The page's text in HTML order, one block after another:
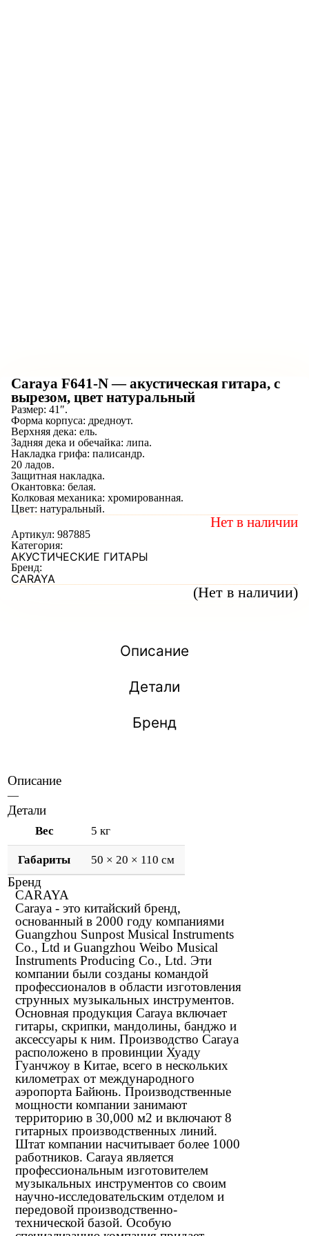
Caraya F641-N — акустическая гитара, с
вырезом, цвет натуральный
(Нет в наличии)
Размер: 41″.
Форма корпуса: дредноут.
Верхняя дека: ель.
Задняя дека и обечайка: липа.
Накладка грифа: палисандр.
20 ладов.
Защитная накладка.
Окантовка: белая.
Колковая механика: хромированная.
Цвет: натуральный.
Нет в наличии
Артикул: 987885
Категория:
АКУСТИЧЕСКИЕ ГИТАРЫ
Бренд:
CARAYA
Описание
Детали
Бренд
Описание
—
Детали
Вес 5 кг
Габариты 50 × 20 × 110 см
Бренд
CARAYA
Caraya - это китайский бренд,
основанный в 2000 году компаниями
Guangzhou Sunpost Musical Instruments
Co., Ltd и Guangzhou Weibo Musical
Instruments Producing Co., Ltd. Эти
компании были созданы командой
профессионалов в области изготовления
струнных музыкальных инструментов.
Основная продукция Caraya включает
гитары, скрипки, мандолины, банджо и
аксессуары к ним. Производство Caraya
расположено в провинции Хуаду
Гуанчжоу в Китае, всего в нескольких
километрах от международного
аэропорта Байюнь. Производственные
мощности компании занимают
территорию в 30,000 м2 и включают 8
гитарных производственных линий.
Штат компании насчитывает более 1000
работников. Caraya является
профессиональным изготовителем
музыкальных инструментов со своим
научно-исследовательским отделом и
передовой производственно-
технической базой. Особую